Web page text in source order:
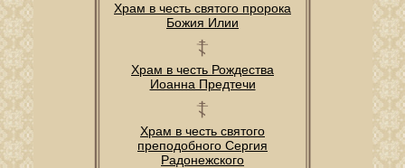
Храм в честь святого пророка
Божия Илии
Храм в честь Рождества
Иоанна Предтечи
Храм в честь святого
преподобного Сергия
Радонежского